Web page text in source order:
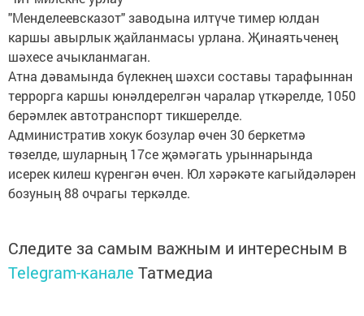
"Менделеевсказот" заводына илтүче тимер юлдан
каршы авырлык җайланмасы урлана. Җинаятьченең
шәхесе ачыкланмаган.
Атна дәвамында бүлекнең шәхси составы тарафыннан
террорга каршы юнәлдерелгән чаралар үткәрелде, 1050
берәмлек автотранспорт тикшерелде.
Административ хокук бозулар өчен 30 беркетмә
төзелде, шуларның 17се җәмәгать урыннарында
исерек килеш күренгән өчен. Юл хәрәкәте кагыйдәләрен
бозуның 88 очрагы теркәлде.
Следите за самым важным и интересным в
Telegram-канале Татмедиа